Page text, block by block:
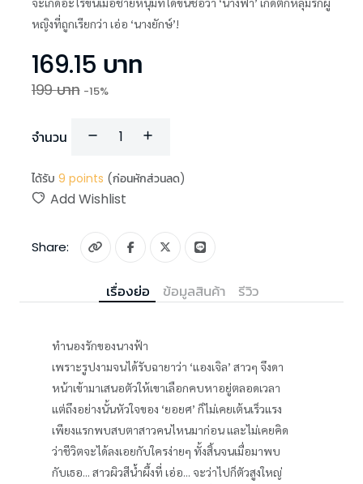
หญิงที่ถูกเรียกว่า เอ่อ ‘นางยักษ์’!
169.15 บาท
199บาท -15%
จำนวน
ได้รับ 9 points (ก่อนหักส่วนลด)
Add Wishlist
Share:
เรื่องย่อ ข้อมูลสินค้า รีวิว
ทำนองรักของนางฟ้า
เพราะรูปงามจนได้รับฉายาว่า ‘แองเจิล’ สาวๆ จึงดา
หน้าเข้ามาเสนอตัวให้เขาเลือกคบหาอยู่ตลอดเวลา
แต่ถึงอย่างนั้นหัวใจของ ‘ยอยศ’ ก็ไม่เคยเต้นเร็วแรง
เพียงแรกพบสบตาสาวคนไหนมาก่อน และไม่เคยคิด
ว่าชีวิตจะได้ลงเอยกับใครง่ายๆ ทั้งสิ้นจนเมื่อมาพบ
กับเธอ... สาวผิวสีน้ำผึ้งที่ เอ่อ... จะว่าไปก็ตัวสูงใหญ่